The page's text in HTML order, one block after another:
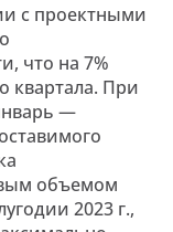
с проектными
что на 7%
квартала. При
—
объемом
2023 г.,